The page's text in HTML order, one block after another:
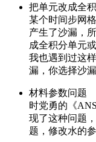
把单元改成全
某个时间步网
产生了沙漏，
成全积分单元
我也遇到过这
漏，你选择沙
材料参数问题
时党勇的《
现了这种问题
题，修改水的